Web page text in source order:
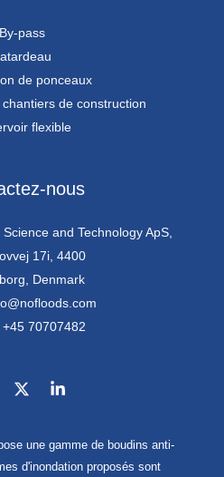
By-pass
de ponceaux
de construction
flexible
nous
and Technology ApS,
17i, 4400
Denmark
+45 70707482
une gamme de boudins anti-
d'inondation proposés sont